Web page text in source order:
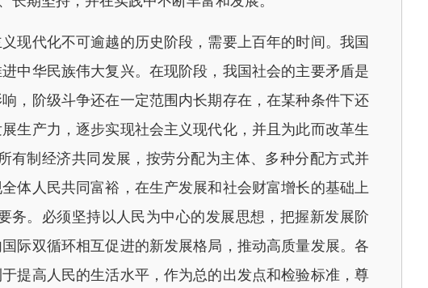
代化不可逾越的历史阶段，需要上百年的时间。我国
中华民族伟大复兴。在现阶段，我国社会的主要矛盾是
，阶级斗争还在一定范围内长期存在，在某种条件下还
生产力，逐步实现社会主义现代化，并且为此而改革生
有制经济共同发展，按劳分配为主体、多种分配方式并
体人民共同富裕，在生产发展和社会财富增长的基础上
。必须坚持以人民为中心的发展思想，把握新发展阶
际双循环相互促进的新发展格局，推动高质量发展。各
提高人民的生活水平，作为总的出发点和检验标准，尊